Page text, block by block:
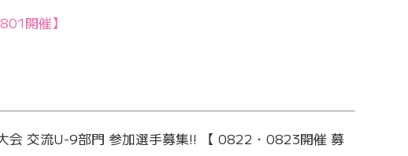
開催】
交流U-9部門 参加選手募集!! 【 0822・0823開催 募